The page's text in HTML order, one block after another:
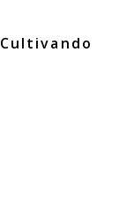
Cultivando